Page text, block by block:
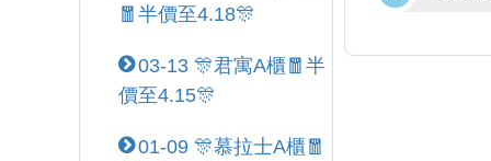
🧧半價至4.18🎊
03-13 🎊君寓A櫃🧧半
價至4.15🎊
01-09 🎊慕拉士A櫃🧧